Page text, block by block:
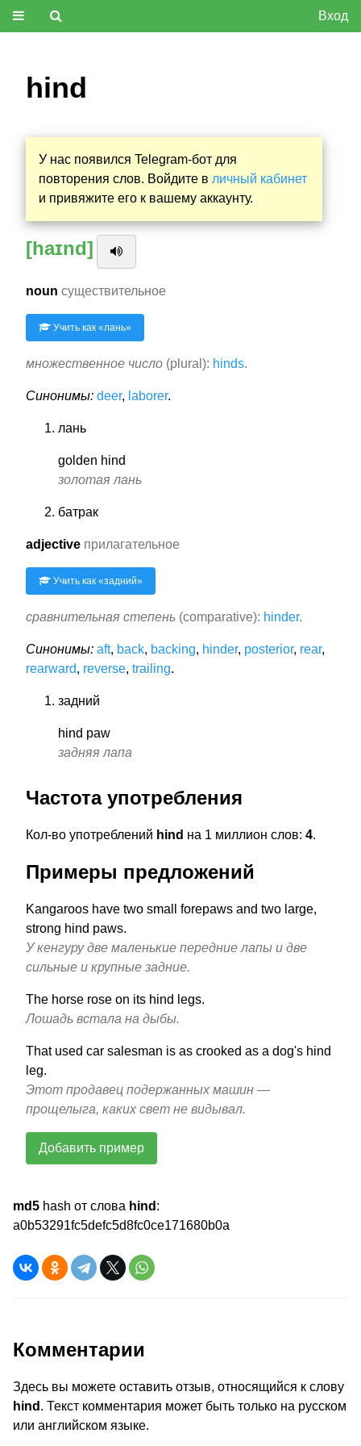
Вход
hind
У нас появился Telegram-бот для
повторения слов. Войдите в личный кабинет
и привяжите его к вашему аккаунту.
[haɪnd]
noun существительное
Учить как «лань»
множественное число (plural): hinds.
Синонимы: deer, laborer.
лань
golden hind
золотая лань
батрак
adjective прилагательное
Учить как «задний»
сравнительная степень (comparative): hinder.
Синонимы: aft, back, backing, hinder, posterior, rear,
rearward, reverse, trailing.
задний
hind paw
задняя лапа
Частота употребления
Кол-во употреблений hind на 1 миллион слов: 4.
Примеры предложений
Kangaroos have two small forepaws and two large,
strong hind paws.
У кенгуру две маленькие передние лапы и две
сильные и крупные задние.
The horse rose on its hind legs.
Лошадь встала на дыбы.
That used car salesman is as crooked as a dog's hind
leg.
Этот продавец подержанных машин —
прощелыга, каких свет не видывал.
Добавить пример
md5 hash от слова hind :
a0b53291fc5defc5d8fc0ce171680b0a
Комментарии
Здесь вы можете оставить отзыв, относящийся к слову
hind . Текст комментария может быть только на русском
или английском языке.